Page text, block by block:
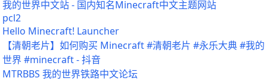
我的世界中文站 - 国内知名Minecraft中文主题网站
pcl2
Hello Minecraft! Launcher
【清朝老片】如何购买 Minecraft #清朝老片 #永乐大典 #我的
世界 #minecraft - 抖音
MTRBBS 我的世界铁路中文论坛